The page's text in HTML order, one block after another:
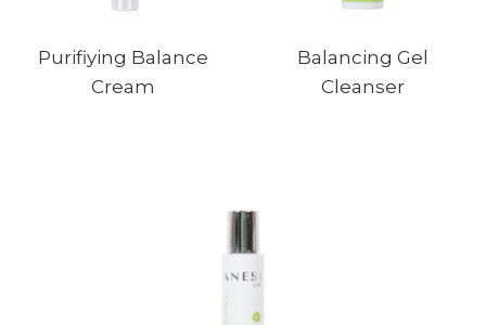
Purifiying Balance
Cream
Balancing Gel
Cleanser